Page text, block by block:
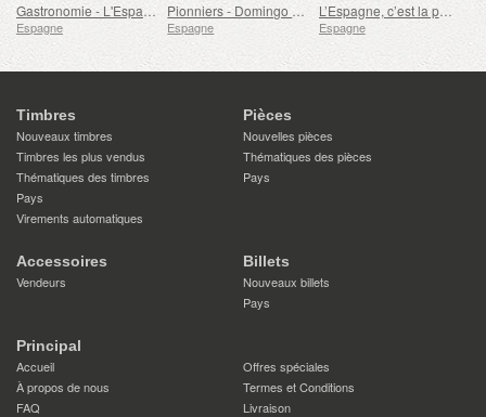
Gastronomie - L'Espagne en 19 Plats, Melilla, Lotte à la Rusadir
Espagne
Pionniers - Domingo de Bonechea
Espagne
L’Espagne, c’est la philatélie
Espagne
Timbres
Nouveaux timbres
Timbres les plus vendus
Thématiques des timbres
Pays
Virements automatiques
Pièces
Nouvelles pièces
Thématiques des pièces
Pays
Accessoires
Vendeurs
Billets
Nouveaux billets
Pays
Principal
Accueil
Offres spéciales
À propos de nous
Termes et Conditions
FAQ
Livraison